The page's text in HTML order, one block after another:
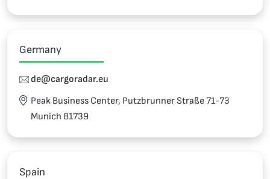
Germany
de@cargoradar.eu
Peak Business Center, Putzbrunner Straße 71-73
Munich 81739
Spain